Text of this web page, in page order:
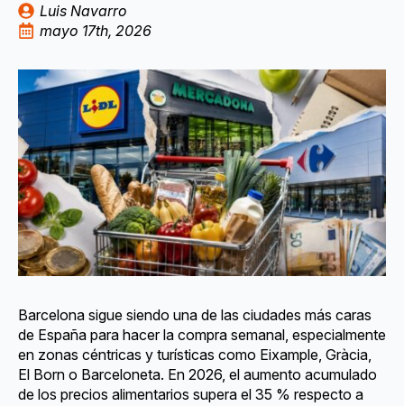
Luis Navarro
mayo 17th, 2026
Barcelona sigue siendo una de las ciudades más caras
de España para hacer la compra semanal, especialmente
en zonas céntricas y turísticas como Eixample, Gràcia,
El Born o Barceloneta. En 2026, el aumento acumulado
de los precios alimentarios supera el 35 % respecto a